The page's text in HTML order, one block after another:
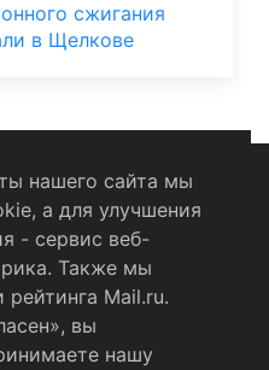
сжигания
в Щелкове
данных
нашего сайта мы
а для улучшения
- сервис веб-
Также мы
Mail.ru.
вы
нашу